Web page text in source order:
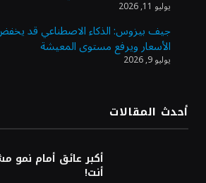
من تراجع الدولار
الدولار الأمريكي يتراجع قرب أدنى
ترقب تطورات الوساطة بشأن الحرب
يوليو 11, 2026
جيف بيزوس: الذكاء الاصطناعي قد
الأسعار ويرفع مستوى المعيشة
يوليو 9, 2026
أحدث المقالات
أكبر عائق أمام
أنت!